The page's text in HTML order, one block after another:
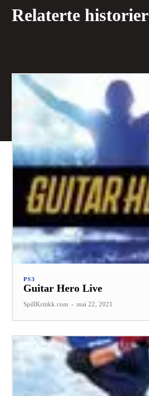
Relaterte historier
PS3
Guitar Hero Live
SpillKritikk.com - mai 22, 2021